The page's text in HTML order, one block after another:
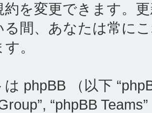
約を変更できます。
る間、あなたは常に
。
phpBB （以下
“phpBB